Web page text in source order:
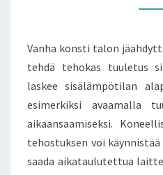
Vanha konsti talon
tehdä tehokas tuuletus
laskee sisälämpötilan
esimerkiksi avaamalla
aikaansaamiseksi.
tehostuksen voi
saada aikataulutettua